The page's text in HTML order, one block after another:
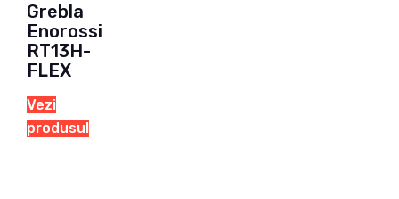
Grebla
Enorossi
RT13H-
FLEX
Vezi
produsul